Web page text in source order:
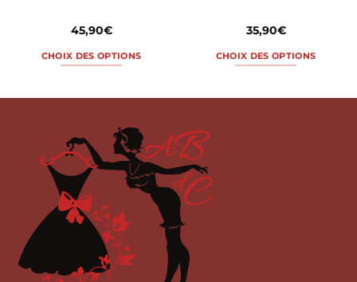
45,90€
CHOIX DES OPTIONS
variations.
Les
options
peuvent
être
choisies
sur
la
page
35,90€
CHOIX DES OPTIONS